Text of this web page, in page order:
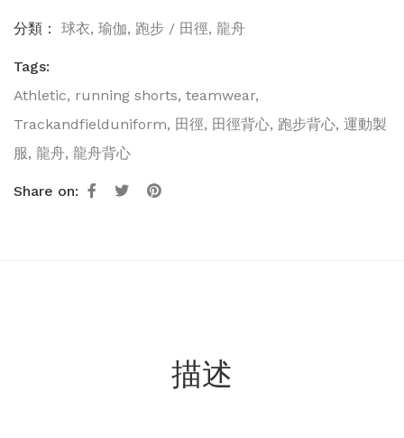
分類： 球衣, 瑜伽, 跑步 / 田徑, 龍舟
Tags:
Athletic, running shorts, teamwear,
Trackandfielduniform, 田徑, 田徑背心, 跑步背心, 運動製
服, 龍舟, 龍舟背心
Share on:
描述